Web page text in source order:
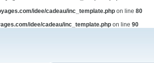
idee/cadeau/inc_template.phpon line 80
idee/cadeau/inc_template.phpon line 90